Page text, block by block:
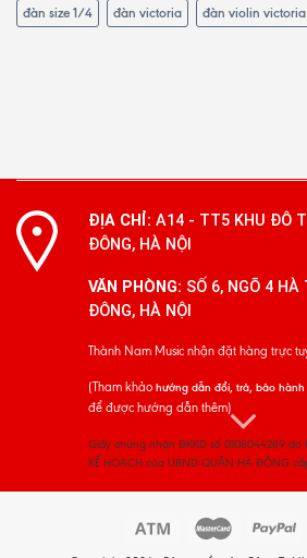
đàn size 1/4 đàn victoria đàn violin victoria
ĐỊA CHỈ: A14 - TT5 KHU ĐÔ
ĐÔNG, HÀ NỘI
VĂN PHÒNG: SỐ 6, NGÕ 4 HÀ
ĐÔNG, HÀ NỘI
Thành Nam Music nhận đặt hàng trực
(Tham khảo hướng dẫn đổi, trả, bảo hành
để được hướng dẫn thêm)
Giấy chứng nhận ĐKKD số 0108044289 do
KẾ HOẠCH của UBND QUẬN HÀ ĐÔNG